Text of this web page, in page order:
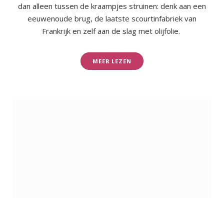
dan alleen tussen de kraampjes struinen: denk aan een
eeuwenoude brug, de laatste scourtinfabriek van
Frankrijk en zelf aan de slag met olijfolie.
MEER LEZEN